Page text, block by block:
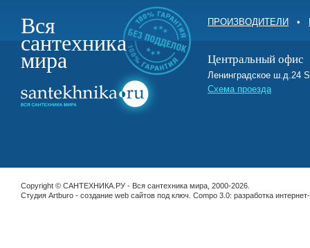
Вся
сантехника
мира
ПРОИЗВОДИТЕЛИ •
Центральный офис
Ленинградское ш.д.24
Схема проезда
Copyright © САНТЕХНИКА.РУ - Вся сантехника мира, 2000-2026.
Студия Artburo - cоздание web сайтов под ключ . Compo 3.0: разработка